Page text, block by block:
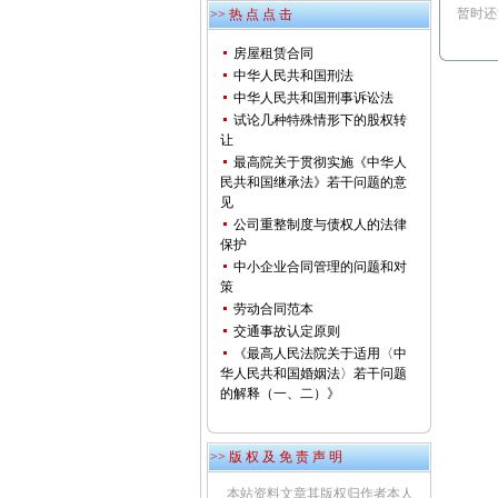
>> 热 点 点 击
房屋租赁合同
中华人民共和国刑法
中华人民共和国刑事诉讼法
试论几种特殊情形下的股权转
让
最高院关于贯彻实施《中华人
民共和国继承法》若干问题的意
见
公司重整制度与债权人的法律
保护
中小企业合同管理的问题和对
策
劳动合同范本
交通事故认定原则
《最高人民法院关于适用〈中
华人民共和国婚姻法〉若干问题
的解释（一、二）》
>> 版 权 及 免 责 声 明
本站资料文章其版权归作者本人
暂时